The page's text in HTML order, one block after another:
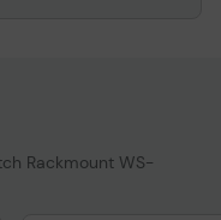
Rackmount WS-